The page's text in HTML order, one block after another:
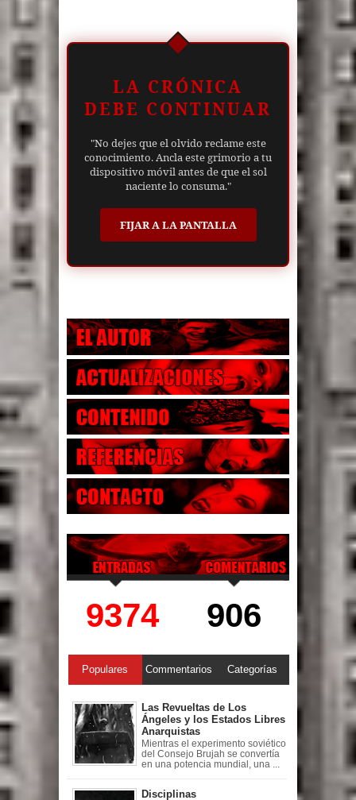
LA CRÓNICA
DEBE CONTINUAR
"No dejes que el olvido reclame este
conocimiento. Ancla este grimorio a tu
dispositivo móvil antes de que el sol
naciente lo consuma."
FIJAR A LA PANTALLA
9374 906
Populares Commentarios Categorías
Las Revueltas de Los
Ángeles y los Estados Libres
Anarquistas
Mientras el experimento soviético
del Consejo Brujah se convertía
en una potencia mundial, una ...
Disciplinas